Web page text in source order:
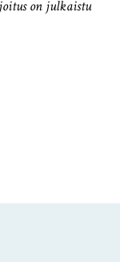
on julkaistu